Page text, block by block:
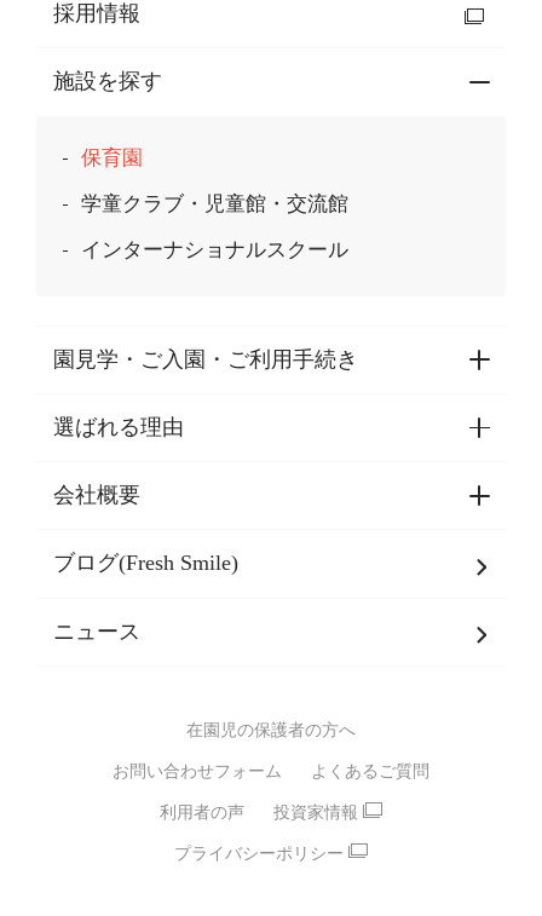
採用情報
施設を探す
保育園
学童クラブ・児童館・交流館
インターナショナルスクール
園見学・ご入園・ご利用手続き
園見学・ご入園・ご利用手続き
東京都認証保育所空き状況
選ばれる理由
選ばれる理由一覧
乳児期・幼児期・
バイリンガル保育園
スポーツ保育園
モンテッソーリ式保育園
STEAMS保育・学童
えいご
会社概要
会社概要
SDGsについて
ブログ(Fresh Smile)
ニュース
在園児の保護者の方へ
お問い合わせフォーム よくあるご質問
利用者の声 投資家情報
プライバシーポリシー